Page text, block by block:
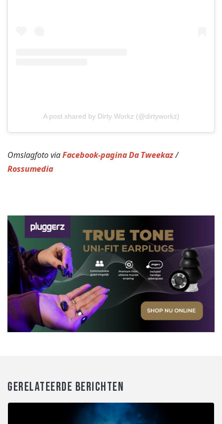
A post shared by Dirty Workz (@dirtyworkz)
Omslagfoto viaFacebook-pagina Da Tweekaz/
Rossumedia
GERELATEERDE BERICHTEN